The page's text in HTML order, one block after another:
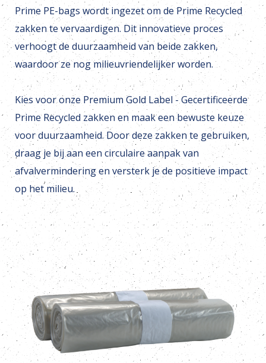
Prime PE-bags wordt ingezet om de Prime Recycled
zakken te vervaardigen. Dit innovatieve proces
verhoogt de duurzaamheid van beide zakken,
waardoor ze nog milieuvriendelijker worden.
Kies voor onze Premium Gold Label - Gecertificeerde
Prime Recycled zakken en maak een bewuste keuze
voor duurzaamheid. Door deze zakken te gebruiken,
draag je bij aan een circulaire aanpak van
afvalvermindering en versterk je de positieve impact
op het milieu.